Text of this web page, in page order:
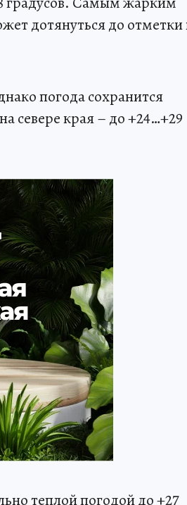
дотянуться до отметки
погода сохранится
севере края – до +24…+29
теплой погодой до +27